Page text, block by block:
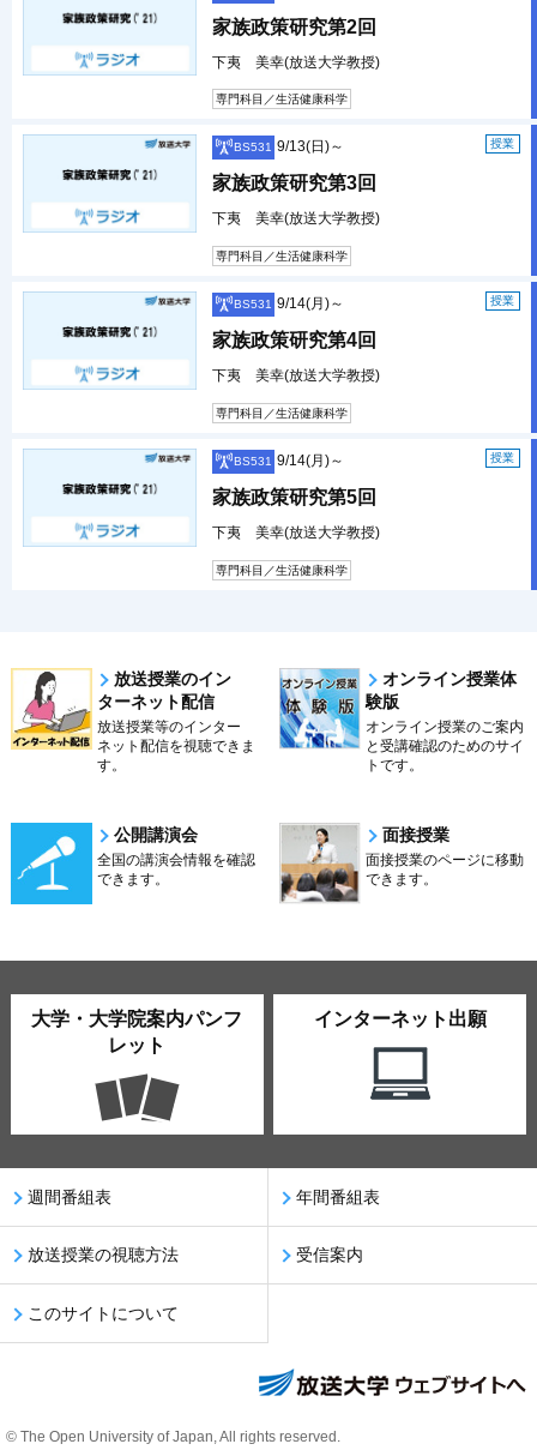
家族政策研究第2回
下夷 美幸(放送大学教授)
専門科目／生活健康科学
BS531 授業
9/13(日)～
家族政策研究第3回
下夷 美幸(放送大学教授)
専門科目／生活健康科学
BS531 授業
9/14(月)～
家族政策研究第4回
下夷 美幸(放送大学教授)
専門科目／生活健康科学
BS531 授業
9/14(月)～
家族政策研究第5回
下夷 美幸(放送大学教授)
専門科目／生活健康科学
放送授業のイン
ターネット配信
放送授業等のインター
ネット配信を視聴できま
す。
オンライン授業体
験版
オンライン授業のご案内
と受講確認のためのサイ
トです。
公開講演会
全国の講演会情報を確認
できます。
面接授業
面接授業のページに移動
できます。
大学・大学院案内パンフ
レット
インターネット出願
週間番組表 年間番組表
放送授業の視聴方法 受信案内
このサイトについて
© The Open University of Japan, All rights reserved.